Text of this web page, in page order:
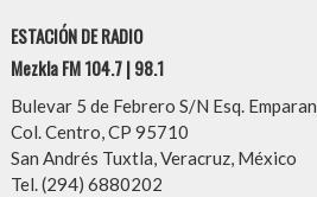
ESTACIÓN DE RADIO
Mezkla FM 104.7 | 98.1
Bulevar 5 de Febrero S/N Esq. Emparan
Col. Centro, CP 95710
San Andrés Tuxtla, Veracruz, México
Tel. (294) 6880202